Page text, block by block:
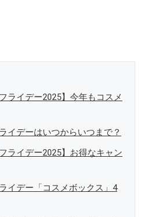
ライデー2025】今年もコスメ
イデーはいつからいつまで？
ライデー2025】お得なキャン
イデー「コスメボックス」4